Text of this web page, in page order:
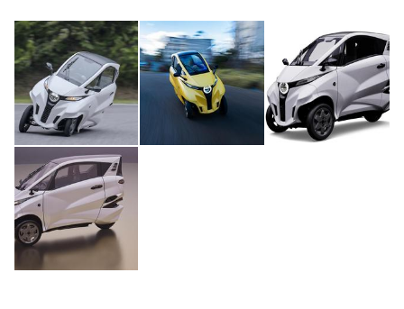
電動キックボード
ライフスタイル
テクノロジー
このメディアについて
運営会社